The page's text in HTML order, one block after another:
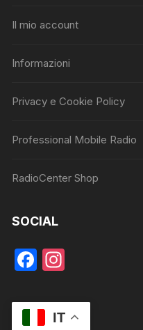
Il mio account
Informazioni
Privacy e Cookie Policy
Professional Mobile Radio
RadioCenter Shop
SOCIAL
F
c a
IT